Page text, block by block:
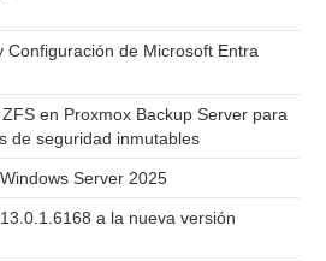
Configuración de Microsoft Entra
en Proxmox Backup Server para
de seguridad inmutables
Server 2025
a la nueva versión